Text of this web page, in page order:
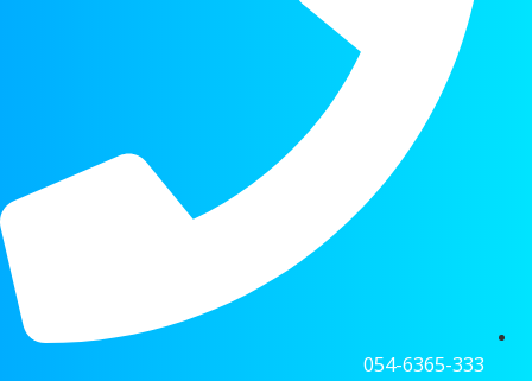
054-6365-333